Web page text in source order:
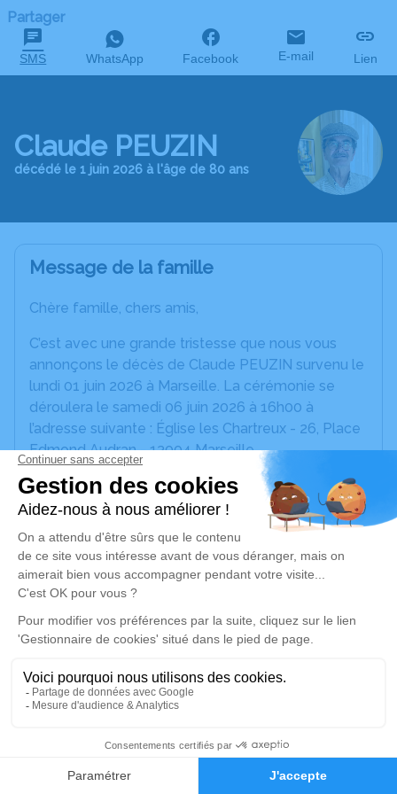
Faire-part Hommages
Partager
SMS WhatsApp Facebook E-mail Lien
Claude PEUZIN
décédé le 1 juin 2026 à l'âge de 80 ans
Message de la famille
Chère famille, chers amis,
C’est avec une grande tristesse que nous vous
annonçons le décès de Claude PEUZIN survenu le
lundi 01 juin 2026 à Marseille. La cérémonie se
déroulera le samedi 06 juin 2026 à 16h00 à
l’adresse suivante : Église les Chartreux - 26, Place
Edmond Audran - 13004 Marseille.
Nous vous invitons à utiliser cet espace pour
laisser vos condoléances, partager des photos
souvenirs, une anecdote ou exprimer vos pensées
à travers des poèmes ou des textes. Cet endroit
est un lieu d'expression dédié à honorer la
mémoire de Claude PEUZIN. Un livre sera édité
avec l’ensemble des attentions partagées ici,
n’hésitez pas à écrire vos souvenirs et partager vos
tous ces messages dans ce livre par la suite.
disponible ici.